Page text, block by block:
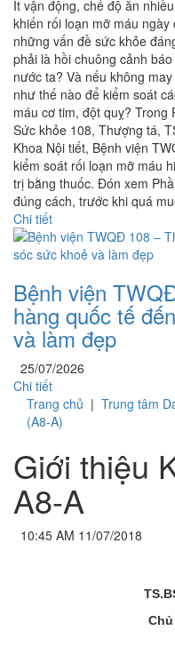
Ít vận động, chế độ ăn
khiến rối loạn mỡ máu
những vấn đề sức khỏe
phải là hồi chuông cảnh
nước ta? Và nếu không
như thế nào để kiểm soát
máu cơ tim, đột quỵ? Trong
Sức khỏe 108, Thượng tá,
Khoa Nội tiết, Bệnh viện
kiểm soát rối loạn mỡ máu
trị bằng thuốc. Đón xem
đúng cách, trước khi quá
Chi tiết
Bệnh viện
hàng quốc tế
và làm đẹp
25/07/2026
Chi tiết
Trang chủ | Trung tâm
(A8-A)
Giới thiệu
A8-A
10:45 AM 11/07/2018